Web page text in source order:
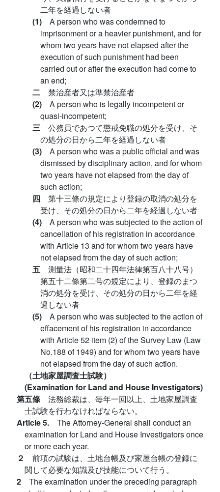
二年を経過しない者
(1) A person who was condemned to
imprisonment or a heavier punishment, and for
whom two years have not elapsed after the
execution of such punishment had been
carried out or after the execution had come to
an end;
二 禁治産者又は準禁治産者
(2) A person who is legally incompetent or
quasi-incompetent;
三 公務員であつて懲戒免職の処分を受け、そ
の処分の日から二年を経過しない者
(3) A person who was a public official and was
dismissed by disciplinary action, and for whom
two years have not elapsed from the day of
such action;
四 第十三條の規定により登録の取消の処分を
受け、その処分の日から二年を経過しない者
(4) A person who was subjected to the action of
cancellation of his registration in accordance
with Article 13 and for whom two years have
not elapsed from the day of such action;
五 測量法（昭和二十四年法律第百八十八号）
第五十二條第二号の規定により、登録のまつ
消の処分を受け、その処分の日から二年を経
過しない者
(5) A person who was subjected to the action of
effacement of his registration in accordance
with Article 52 item (2) of the Survey Law (Law
No.188 of 1949) and for whom two years have
not elapsed from the day of such action.
（土地家屋調査士試験）
(Examination for Land and House Investigators)
第五條 法務総裁は、毎年一回以上、土地家屋調査
士試験を行わなければならない。
Article 5. The Attorney-General shall conduct an
examination for Land and House Investigators once
or more each year.
２ 前項の試験は、土地台帳及び家屋台帳の登録に
関して必要な知識及び技能について行う。
2 The examination under the preceding paragraph